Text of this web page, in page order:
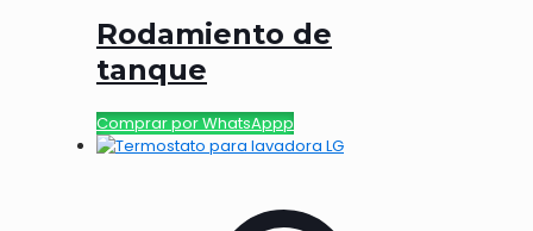
Rodamiento de
tanque
Comprar por WhatsAppp